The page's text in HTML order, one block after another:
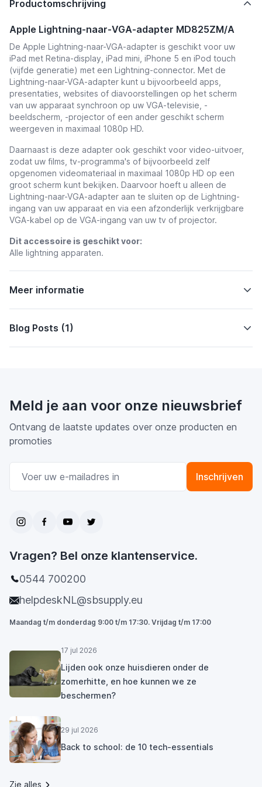
Productomschrijving
Apple Lightning-naar-VGA-adapter MD825ZM/A
De Apple Lightning-naar-VGA-adapter is geschikt voor uw
iPad met Retina-display, iPad mini, iPhone 5 en iPod touch
(vijfde generatie) met een Lightning-connector. Met de
Lightning-naar-VGA-adapter kunt u bijvoorbeeld apps,
presentaties, websites of diavoorstellingen op het scherm
van uw apparaat synchroon op uw VGA-televisie, -
beeldscherm, -projector of een ander geschikt scherm
weergeven in maximaal 1080p HD.
Daarnaast is deze adapter ook geschikt voor video-uitvoer,
zodat uw films, tv-programma's of bijvoorbeeld zelf
opgenomen videomateriaal in maximaal 1080p HD op een
groot scherm kunt bekijken. Daarvoor hoeft u alleen de
Lightning-naar-VGA-adapter aan te sluiten op de Lightning-
ingang van uw apparaat en via een afzonderlijk verkrijgbare
VGA-kabel op de VGA-ingang van uw tv of projector.
Dit accessoire is geschikt voor:
Alle lightning apparaten.
Meer informatie
Blog Posts (1)
Meld je aan voor onze nieuwsbrief
Ontvang de laatste updates over onze producten en
promoties
Inschrijven
Vragen? Bel onze klantenservice.
0544 700200
helpdeskNL@sbsupply.eu
Maandag t/m donderdag 9:00 t/m 17:30. Vrijdag t/m 17:00
17 jul 2026
Lijden ook onze huisdieren onder de
zomerhitte, en hoe kunnen we ze
beschermen?
29 jul 2026
Back to school: de 10 tech-essentials
Zie alles